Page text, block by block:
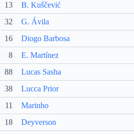
13 B. Kuščević
32 G. Ávila
16 Diogo Barbosa
8 E. Martínez
88 Lucas Sasha
38 Lucca Prior
11 Marinho
18 Deyverson